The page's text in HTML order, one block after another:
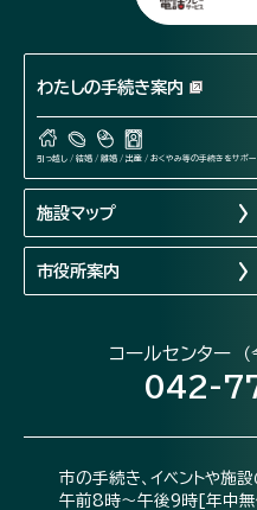
わたしの手続き案内
引っ越し / 結婚 / 離婚 / 出産 / おくやみ等の手続きをサポー
施設マップ
市役所案内
コールセンター
042-
市の手続き、イベントや施
午前8時～午後9時[年中無